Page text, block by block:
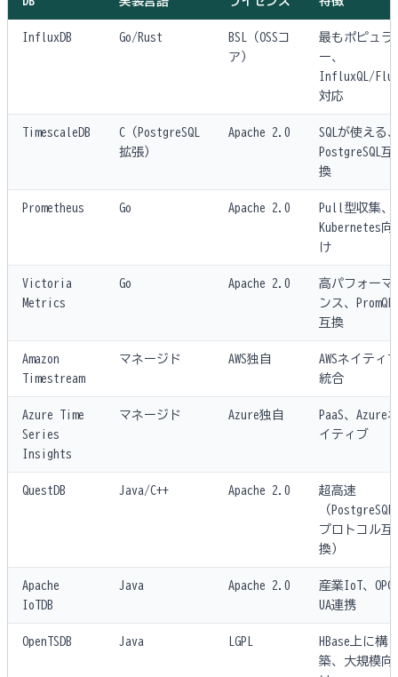
InfluxDB Go/Rust
BSL（OSSコ
ア）
最もポピュラ
ー、
InfluxQL/
対応
TimescaleDB
C（PostgreSQL
拡張）
Apache 2.0
SQLが使える
PostgreSQL互
換
Prometheus Go Apache 2.0
Pull型収集、
Kubernetes向
け
Victoria
Metrics
Go Apache 2.0
高パフォーマ
ンス、PromQL
互換
Amazon
Timestream
マネージド AWS独自
AWSネイティ
統合
Azure Time
Series
Insights
マネージド Azure独自
PaaS、Azure
イティブ
QuestDB Java/C++ Apache 2.0
超高速
（PostgreSQL
プロトコル互
換）
Apache
IoTDB
Java Apache 2.0
産業IoT、
UA連携
OpenTSDB Java LGPL
HBase上に構
築、大規模向